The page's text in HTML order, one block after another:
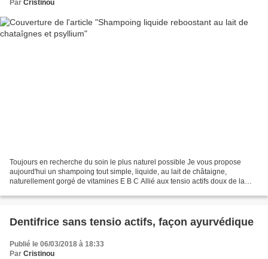
Par Cristinou
Toujours en recherche du soin le plus naturel possible Je vous propose
aujourd'hui un shampoing tout simple, liquide, au lait de châtaigne,
naturellement gorgé de vitamines E B C Allié aux tensio actifs doux de la
Dentifrice sans tensio actifs, façon ayurvédique
Publié le 06/03/2018 à 18:33
Par Cristinou